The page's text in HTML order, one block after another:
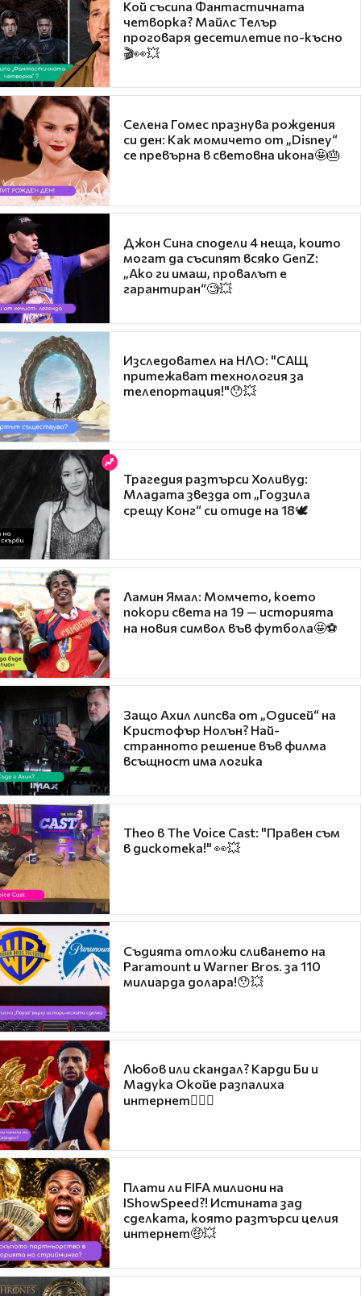
Кой съсипа Фантастичната
четворка? Майлс Телър
проговаря десетилетие по-късно
🎬👀💥
Селена Гомес празнува рождения
си ден: Как момичето от „Disney“
се превърна в световна икона🤩🎂
Джон Сина сподели 4 неща, които
могат да съсипят всяко GenZ:
„Ако ги имаш, провалът е
гарантиран“🧐💥
Изследовател на НЛО: "САЩ
притежават технология за
телепортация!"😯💥
Трагедия разтърси Холивуд:
Младата звезда от „Годзила
срещу Конг“ си отиде на 18🕊️
Ламин Ямал: Момчето, което
покори света на 19 — историята
на новия символ във футбола🤩⚽
Защо Ахил липсва от „Одисей“ на
Кристофър Нолън? Най-
странното решение във филма
всъщност има логика
Theo в The Voice Cast: "Правен съм
в дискотека!" 👀💥
Съдията отложи сливането на
Paramount и Warner Bros. за 110
милиарда долара!😯💥
Любов или скандал? Карди Би и
Мадука Окойе разпалиха
интернет❤️‍🔥🔥
Плати ли FIFA милиони на
IShowSpeed?! Истината зад
сделката, която разтърси целия
интернет🤑💥